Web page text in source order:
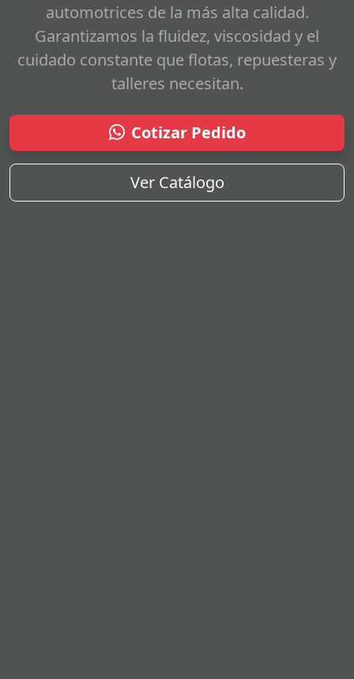
automotrices de la más alta calidad.
Garantizamos la fluidez, viscosidad y el
cuidado constante que flotas, repuesteras y
talleres necesitan.
Cotizar Pedido
Ver Catálogo